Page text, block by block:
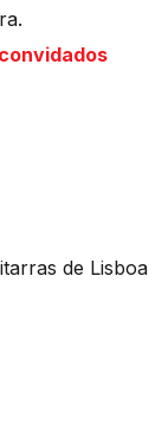
de Lisboa